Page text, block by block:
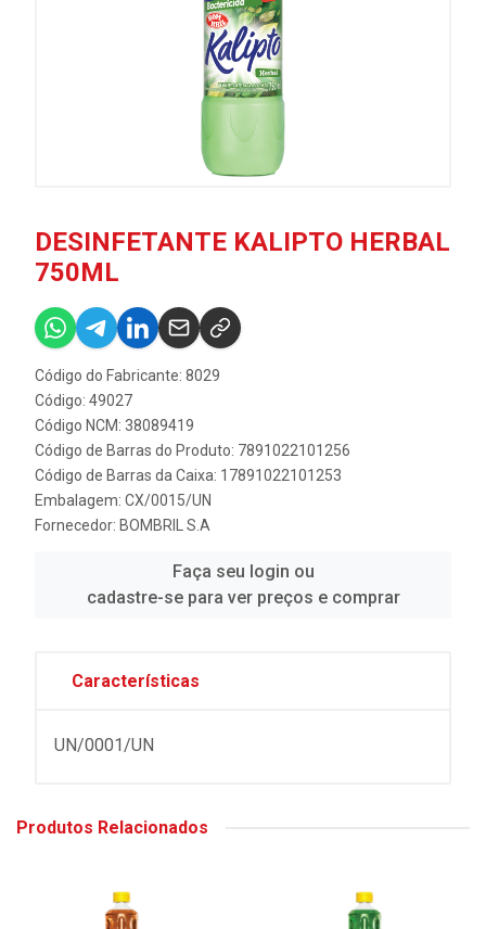
DESINFETANTE KALIPTO HERBAL
750ML
Código do Fabricante: 8029
Código: 49027
Código NCM: 38089419
Código de Barras do Produto: 7891022101256
Código de Barras da Caixa: 17891022101253
Embalagem: CX/0015/UN
Fornecedor: BOMBRIL S.A
Faça seu login ou
cadastre-se para ver preços e comprar
Características
UN/0001/UN
Produtos Relacionados